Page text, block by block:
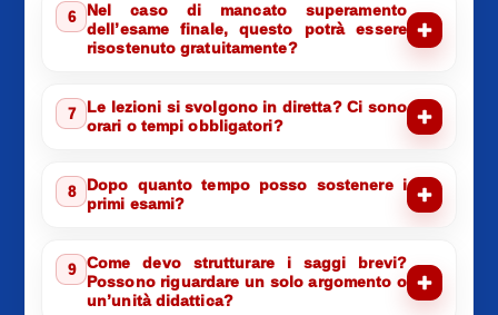
6
Nel caso di mancato superamento
dell’esame finale, questo potrà essere
risostenuto gratuitamente?
7
Le lezioni si svolgono in diretta? Ci sono
orari o tempi obbligatori?
8
Dopo quanto tempo posso sostenere i
primi esami?
9
Come devo strutturare i saggi brevi?
Possono riguardare un solo argomento o
un’unità didattica?